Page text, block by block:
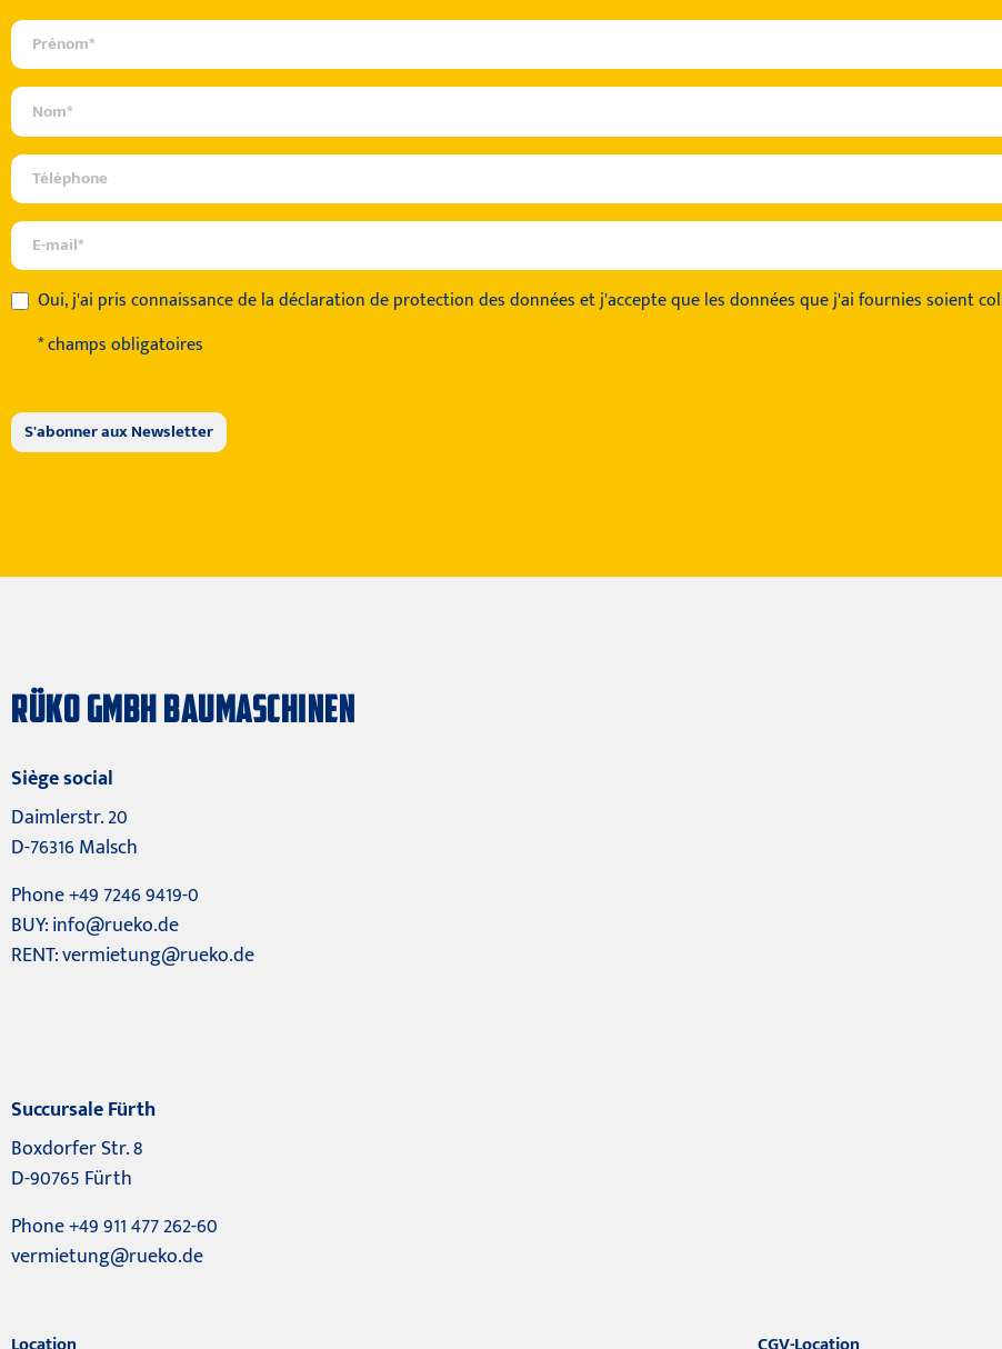
Oui, j'ai pris connaissance dela déclaration de protection des donnéeset j'accepte que les données que j'ai fournies soient
* champs obligatoires
RÜKO GMBH BAUMASCHINEN
Siège social
Daimlerstr. 20
D-76316 Malsch
Phone +49 7246 9419-0
BUY:info@rueko.de
RENT:vermietung@rueko.de
Succursale Fürth
Boxdorfer Str. 8
D-90765 Fürth
Phone +49 911 477 262-60
vermietung@rueko.de